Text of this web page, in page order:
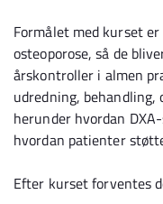
Formålet med kurset
osteoporose, så de
årskontroller i almen
udredning,
herunder hvordan
hvordan patienter
Efter kurset forventes